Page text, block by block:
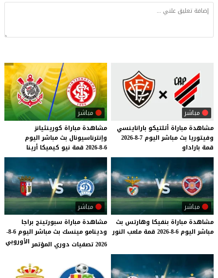
مباشر
مشاهدة مباراة أتلتيكو باراناينسي
وفيتوريا بث مباشر اليوم 7-8-2026
قمة باراداو
مباشر
مشاهدة مباراة كورينثيانز
وإنترناسيونال بث مباشر اليوم
6-8-2026
قمة نيو كيميكا أرينا
مباشر
مشاهدة مباراة بنفيكا وهارتس بث
مباشر اليوم 6-8-2026 قمة ملعب النور
مباشر
مشاهدة مباراة سبورتينج براجا
ودينامو مينسك بث مباشر اليوم 6-8-
2026 تصفيات دوري المؤتمر
الأوروبي